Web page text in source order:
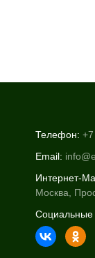
Телефон:
Email:
Интернет-
Москва,
Социальные